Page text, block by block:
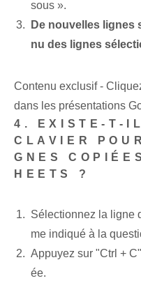
sous ».
De nouvelles lignes
nu ⁢des lignes
Contenu exclusif -
dans les présentations
4. EXISTE-T-IL
CLAVIER
GNES
HEETS ?
Sélectionnez la ligne
me indiqué à la
Appuyez sur "Ctrl +
ée.